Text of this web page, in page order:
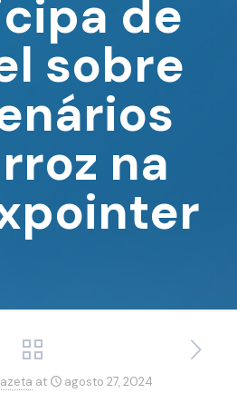
de
sobre
na
at agosto 27, 2024